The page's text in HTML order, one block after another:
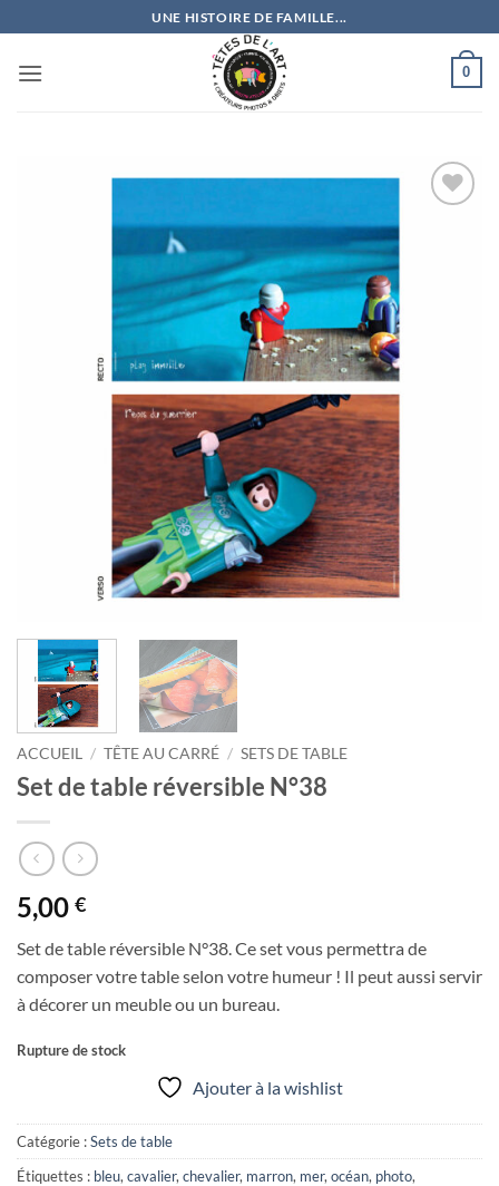
au
contenu
UNE HISTOIRE DE FAMILLE...
0
ACCUEIL / TÊTE AU CARRÉ / SETS DE TABLE
Set de table réversible N°38
5,00 €
Set de table réversible N°38. Ce set vous permettra de
composer votre table selon votre humeur ! Il peut aussi servir
à décorer un meuble ou un bureau.
Rupture de stock
Ajouter à la wishlist
Catégorie :Sets de table
Étiquettes : bleu, cavalier, chevalier, marron, mer, océan, photo,